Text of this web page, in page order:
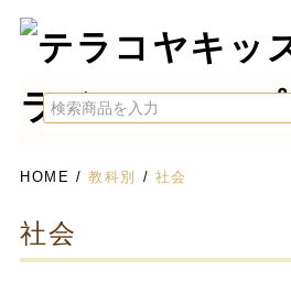
HOME /教科別 / 社会
社会